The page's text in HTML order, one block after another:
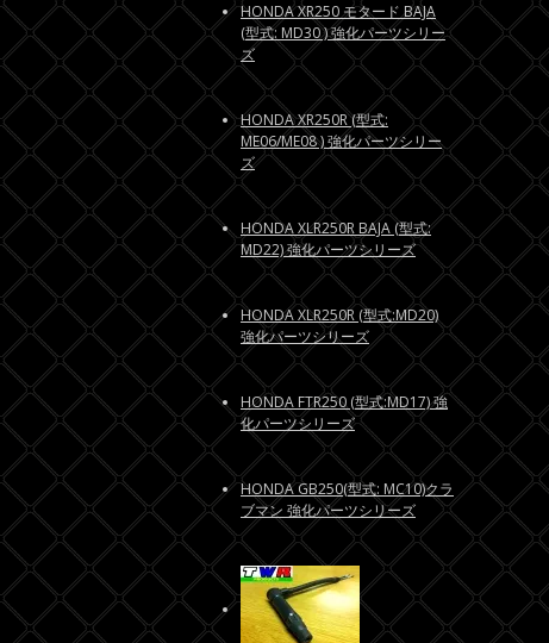
HONDA XR250 モタード BAJA
(型式: MD30 ) 強化パーツシリー
ズ
HONDA XR250R (型式:
ME06/ME08 ) 強化パーツシリー
ズ
HONDA XLR250R BAJA (型式:
MD22) 強化パーツシリーズ
HONDA XLR250R (型式:MD20)
強化パーツシリーズ
HONDA FTR250 (型式:MD17) 強
化パーツシリーズ
HONDA GB250(型式: MC10)クラ
ブマン 強化パーツシリーズ